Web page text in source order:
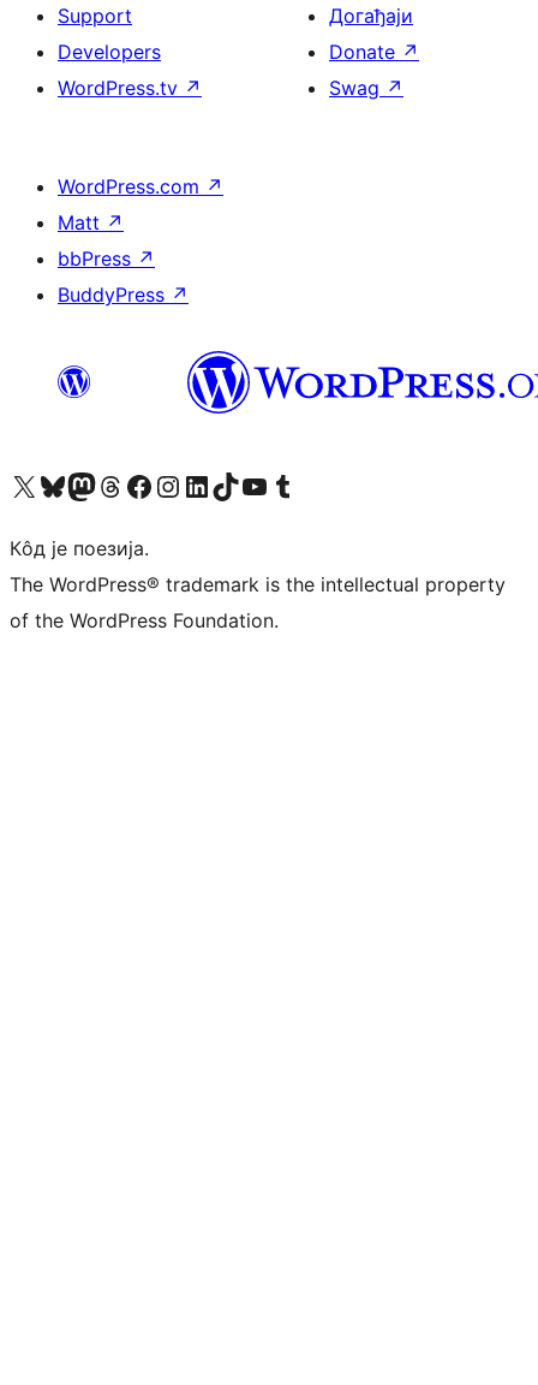
Support
Developers
WordPress.tv ↗
Догађаји
Donate ↗
Swag ↗
WordPress.com ↗
Matt ↗
bbPress ↗
BuddyPress ↗
Visit our X (formerly Twitter) account
Посетите наш Bluesky налог
Visit our Mastodon account
Посетите наш налог на Threads-у Visit our Facebook page
Посетите наш Инстаграм налог
Visit our LinkedIn account
Посетите наш TikTok налог
Visit our YouTube channel
Посетите наш Tumblr налог
Кôд је поезија.
The WordPress® trademark is the intellectual property
of the WordPress Foundation.